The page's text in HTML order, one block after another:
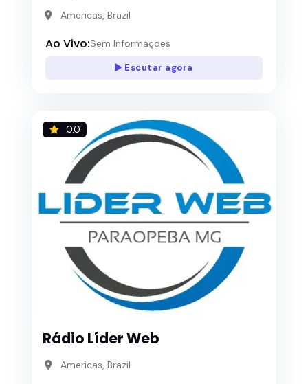
Americas, Brazil
Ao Vivo:Sem Informações
Escutar agora
0.0
Rádio Líder Web
Americas, Brazil